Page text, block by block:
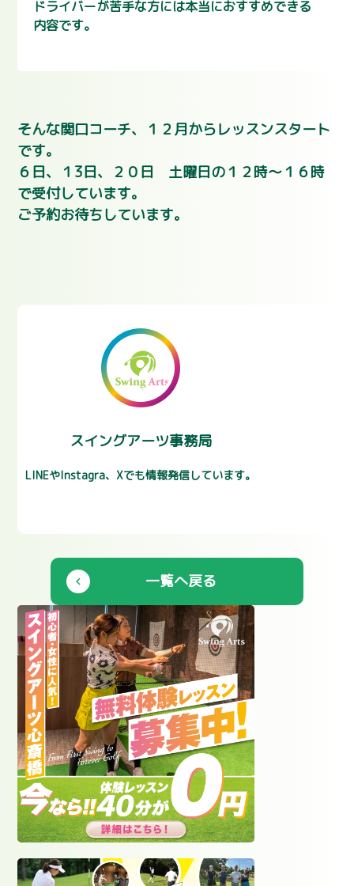
ドライバーが苦手な方には本当におすすめできる
内容です。
そんな関口コーチ、１２月からレッスンスタート
です。
６日、１3日、２０日 土曜日の１２時～１６時
で受付しています。
ご予約お待ちしています。
スイングアーツ事務局
LINEやInstagra、Xでも情報発信しています。
chevron_left 一覧へ戻る